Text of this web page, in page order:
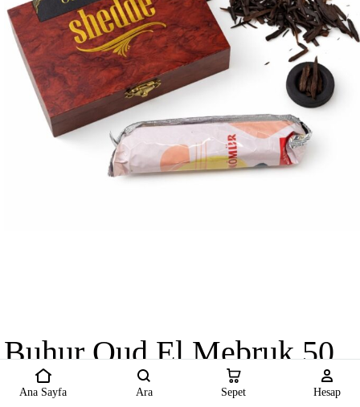
Buhur Oud El Mebruk 50
Ana Sayfa Ara Sepet Hesap